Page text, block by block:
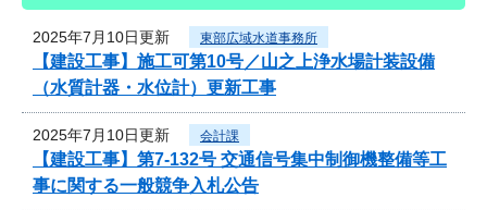
2025年7月10日更新 東部広域水道事務所
【建設工事】施工可第10号／山之上浄水場計装設備
（水質計器・水位計）更新工事
2025年7月10日更新 会計課
【建設工事】第7-132号 交通信号集中制御機整備等工
事に関する一般競争入札公告